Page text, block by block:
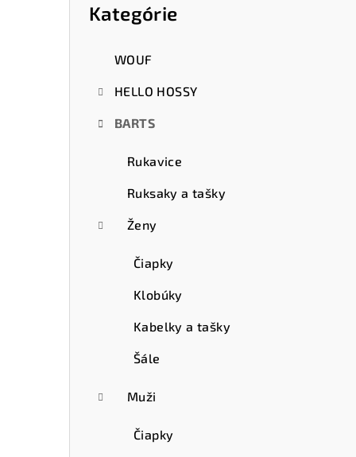
Preskočiť
kategórie
Kategórie
WOUF
HELLO HOSSY
BARTS
Rukavice
Ruksaky a tašky
Ženy
Čiapky
Klobúky
Kabelky a tašky
Šále
Muži
Čiapky